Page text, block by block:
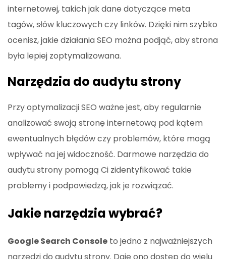
internetowej, takich jak dane dotyczące meta
tagów, słów kluczowych czy linków. Dzięki nim szybko
ocenisz, jakie działania SEO można podjąć, aby strona
była lepiej zoptymalizowana.
Narzędzia do audytu strony
Przy optymalizacji SEO ważne jest, aby regularnie
analizować swoją stronę internetową pod kątem
ewentualnych błędów czy problemów, które mogą
wpływać na jej widoczność. Darmowe narzędzia do
audytu strony pomogą Ci zidentyfikować takie
problemy i podpowiedzą, jak je rozwiązać.
Jakie narzędzia wybrać?
Google Search Console to jedno z najważniejszych
narzędzi do audytu strony. Daje ono dostęp do wielu